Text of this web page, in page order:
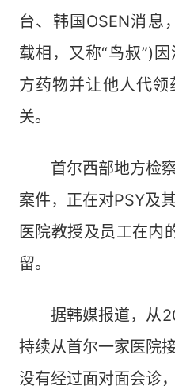
台、韩国OSEN消息
载相，又称“鸟叔”)
方药物并让他人代
关。
首尔西部地方检察
案件，正在对PSY及
医院教授及员工在内
留。
据韩媒报道，从
持续从首尔一家医院
没有经过面对面会诊